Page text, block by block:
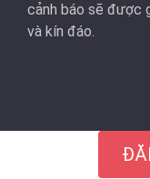
cảnh báo sẽ được
và kín đáo.